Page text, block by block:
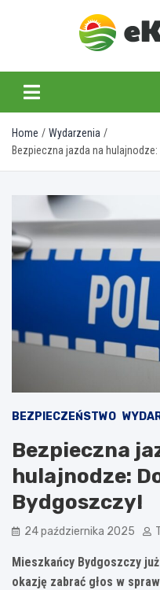
Home
Wydarzenia
Bezpieczna jazda na
BEZPIECZEŃSTWO
Bezpieczna
hulajnodze:
Bydgoszczy!
24 października 2025
Mieszkańcy Bydgoszczy
okazję zabrać głos w